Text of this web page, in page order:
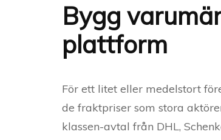
Bygg
plattform
För ett litet eller medelstort
de fraktpriser som stora
klassen-avtal från DHL,